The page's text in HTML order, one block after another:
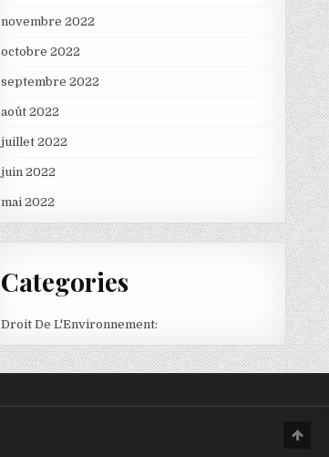
novembre 2022
octobre 2022
septembre 2022
août 2022
juillet 2022
juin 2022
mai 2022
Categories
Droit De L'Environnement: